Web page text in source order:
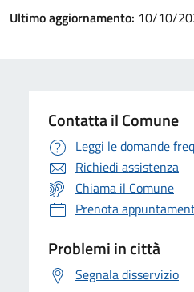
Ultimo aggiornamento: 10/10/
Contatta il Comune
Leggi le domande
Richiedi assistenza
Chiama il Comune
Prenota
Problemi in città
Segnala disservizio